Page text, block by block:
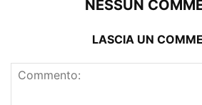
NESSUN
LASCIA UN